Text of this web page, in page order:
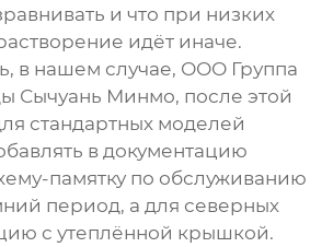
и что при низких
идёт иначе.
в нашем случае, ООО Группа
Сычуань Минмо, после этой
стандартных моделей
в документацию
памятку по обслуживанию
период, а для северных
с утеплённой крышкой.